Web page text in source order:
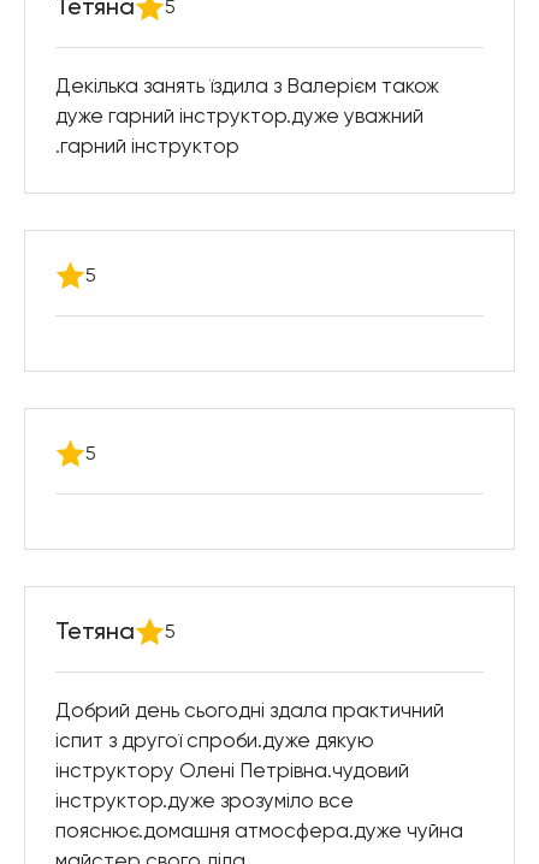
Тетяна 5
Декілька занять їздила з Валерієм також
дуже гарний інструктор.дуже уважний
.гарний інструктор
5
5
Тетяна 5
Добрий день сьогодні здала практичний
іспит з другої спроби.дуже дякую
інструктору Олені Петрівна.чудовий
інструктор.дуже зрозуміло все
пояснює.домашня атмосфера.дуже чуйна